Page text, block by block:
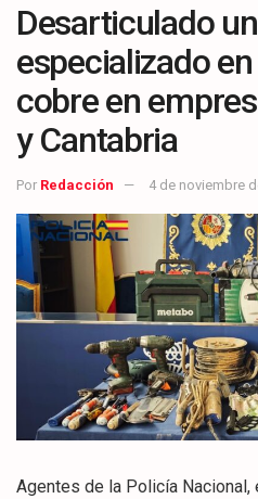
Desarticulado
especializado
cobre en
y Cantabria
Por Redacción 4 de noviembre
Agentes de la Policía Nacional,